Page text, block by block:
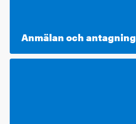
Anmälan och antagning